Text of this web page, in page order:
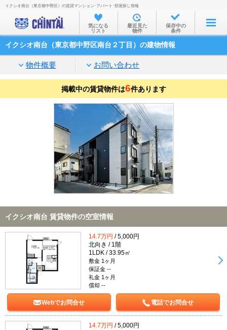
お部屋を探す
沿線・駅から
住所から
家賃相場から
通勤通学時間から
物件特集から
不動産会社から
TOP
イクシオ南台（東京都中野区）の賃貸マンション･アパート･部屋探し情報
気になる
リスト
最近見た
物件
保存中の
条件
イクシオ南台（東京都中野区南台２丁目）の建物情報
物件概要 お問い合わせ
掲載中の賃貸物件は6件あります
イクシオ南台 賃貸物件の空室情報
14.7万円 / 5,000円
北向き / 1階
1LDK / 33.95㎡
敷金 1ヶ月
保証金 --
礼金 1ヶ月
償却 --
Webでお問合せ 電話でお問合せ
14.7万円 / 5,000円